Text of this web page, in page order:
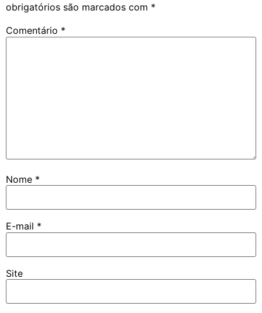
obrigatórios são marcados com *
Comentário *
Nome *
E-mail *
Site